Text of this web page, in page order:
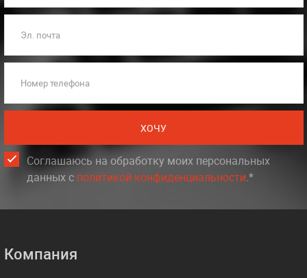
Эл. почта
Номер телефона
ХОЧУ
Соглашаюсь на обработку моих персональных
данных c политикой конфиденциальности.*
Компания